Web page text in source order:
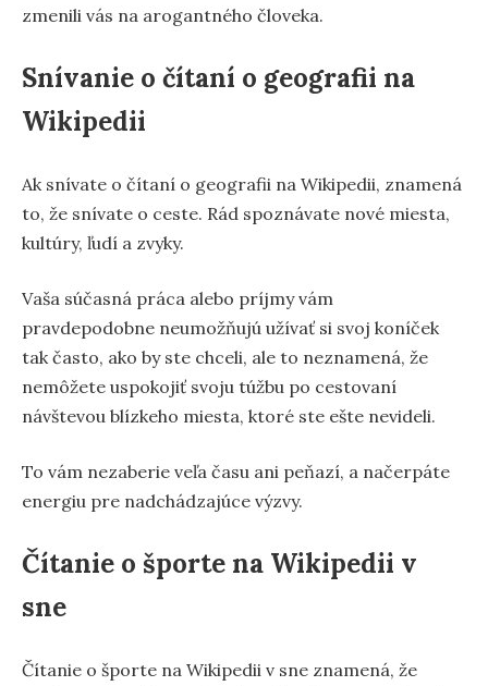
zmenili vás na arogantného človeka.
Snívanie o čítaní o geografii na
Wikipedii
Ak snívate o čítaní o geografii na Wikipedii, znamená
to, že snívate o ceste. Rád spoznávate nové miesta,
kultúry, ľudí a zvyky.
Vaša súčasná práca alebo príjmy vám
pravdepodobne neumožňujú užívať si svoj koníček
tak často, ako by ste chceli, ale to neznamená, že
nemôžete uspokojiť svoju túžbu po cestovaní
návštevou blízkeho miesta, ktoré ste ešte nevideli.
To vám nezaberie veľa času ani peňazí, a načerpáte
energiu pre nadchádzajúce výzvy.
Čítanie o športe na Wikipedii v
sne
Čítanie o športe na Wikipedii v sne znamená, že